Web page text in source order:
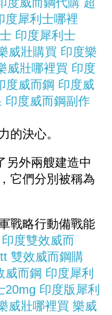
度威而鋼代購 超
度犀利士哪裡
印度犀利士
威壯購買 印度樂
威壯哪裡買 印度
度威而鋼 印度威
印度威而鋼副作
的決心。
另外兩艘建造中
它們分別被稱為
戰略行動備戰能
印度雙效威而
雙效威而鋼購
威而鋼 印度犀利
20mg 印度版犀利
威壯哪裡買 樂威